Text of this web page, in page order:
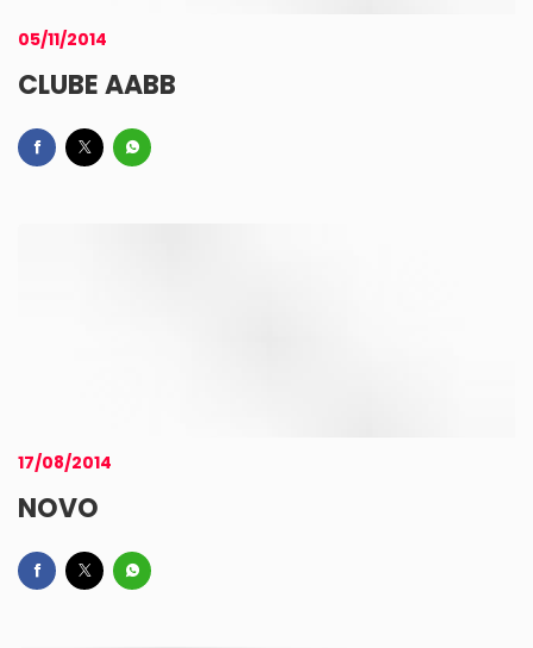
05/11/2014
CLUBE AABB
17/08/2014
NOVO